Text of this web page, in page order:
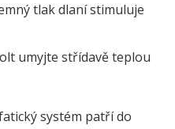
tlak dlaní stimuluje
umyjte střídavě teplou
systém patří do